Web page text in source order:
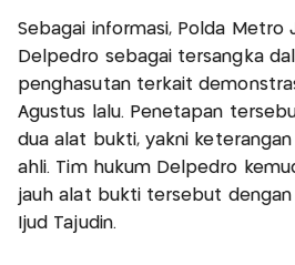
Sebagai informasi, Polda Metro
Delpedro sebagai tersangka
penghasutan terkait
Agustus lalu. Penetapan
dua alat bukti, yakni
ahli. Tim hukum Delpedro
jauh alat bukti tersebut dengan
Ijud Tajudin.